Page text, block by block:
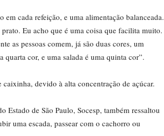
cada refeição, e uma alimentação balanceada.
Eu acho que é uma coisa que facilita muito.
as pessoas comem, já são duas cores, um
quarta cor, e uma salada é uma quinta cor”.
devido à alta concentração de açúcar.
Estado de São Paulo, Socesp, também ressaltou
uma escada, passear com o cachorro ou